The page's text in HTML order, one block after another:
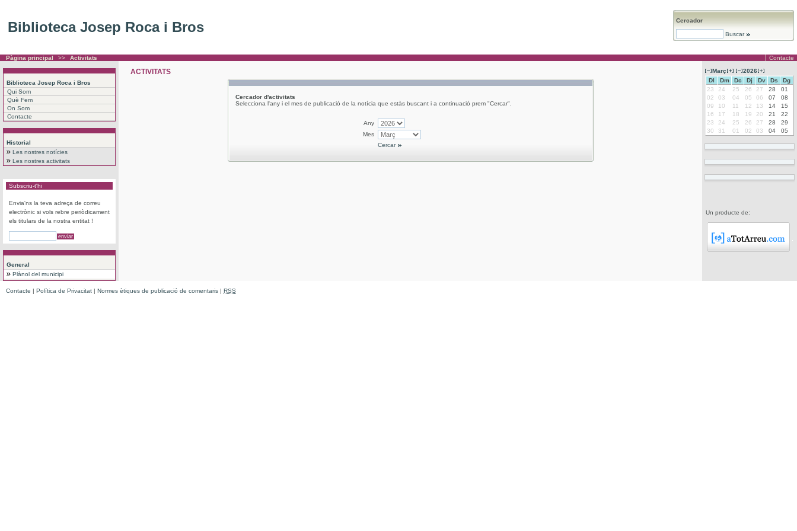
Biblioteca Josep Roca i Bros Cercador
Buscar
Pàgina principal >> Activitats Contacte
Biblioteca Josep Roca i Bros
Qui Som
Què Fem
On Som
Contacte
Historial
Les nostres notícies
Les nostres activitats
Subscriu-t'hi
Envia'ns la teva adreça de correu
electrònic si vols rebre periòdicament
els titulars de la nostra entitat !
General
Plànol del municipi
ACTIVITATS
Cercador d'activitats
Selecciona l'any i el mes de publicació de la notícia que estàs buscant i a continuació prem "Cercar".
Any
Mes
Cercar
Març
2026
Dl
Dm Dc Dj Dv Ds
Dg
23
24 25 26 27 28
01
02
03 04 05 06 07
08
09
10 11 12 13 14
15
16
17 18 19 20 21
22
23
24 25 26 27 28
29
30
31 01 02 03 04 05
Un producte de:
Contacte | Política de Privacitat | Normes ètiques de publicació de comentaris | RSS